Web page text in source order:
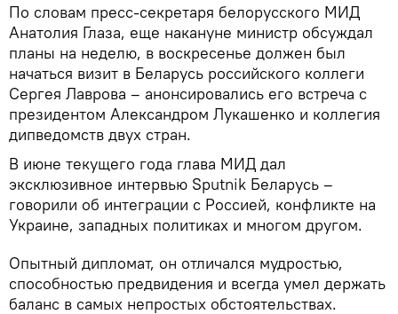
По словам пресс-секретаря белорусского МИД
Анатолия Глаза, еще накануне министр обсуждал
планы на неделю, в воскресенье должен был
начаться визит в Беларусь российского коллеги
Сергея Лаврова – анонсировались его встреча с
президентом Александром Лукашенко и коллегия
дипведомств двух стран.
В июне текущего года глава МИД дал
эксклюзивное интервью Sputnik Беларусь –
говорили об интеграции с Россией, конфликте на
Украине, западных политиках и многом другом.
Опытный дипломат, он отличался мудростью,
способностью предвидения и всегда умел держать
баланс в самых непростых обстоятельствах.